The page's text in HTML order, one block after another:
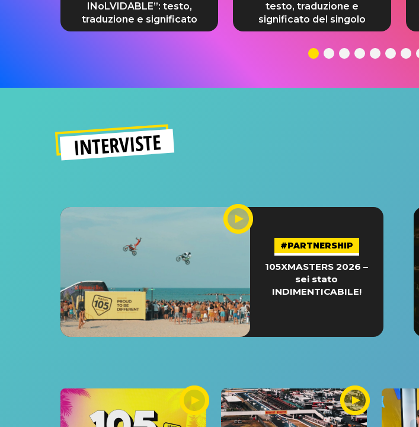
INoLVIDABLE”: testo,
traduzione e significato
testo, traduzione e
significato del singolo
INTERVISTE
#PARTNERSHIP
105XMASTERS 2026 –
sei stato
INDIMENTICABILE!